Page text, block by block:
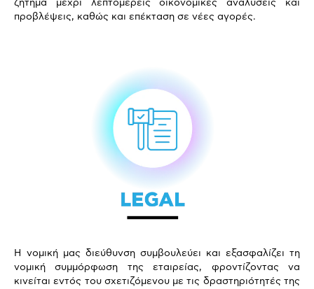
ζήτημα μέχρι λεπτομερείς οικονομικές αναλύσεις και
προβλέψεις, καθώς και επέκταση σε νέες αγορές.
Η νομική μας διεύθυνση συμβουλεύει και εξασφαλίζει τη
νομική συμμόρφωση της εταιρείας, φροντίζοντας να
κινείται εντός του σχετιζόμενου με τις δραστηριότητές της